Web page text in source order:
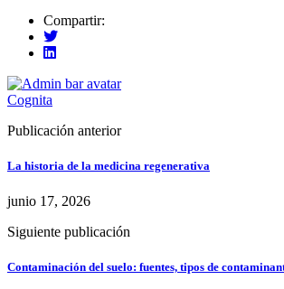
Compartir:
Cognita
Publicación anterior
La historia de la medicina regenerativa
junio 17, 2026
Siguiente publicación
Contaminación del suelo: fuentes, tipos de